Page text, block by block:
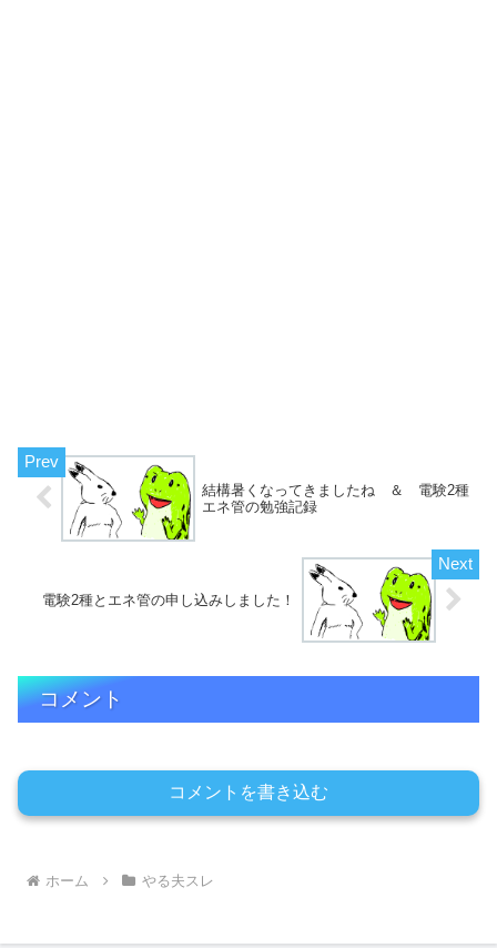
結構暑くなってきましたね ＆ 電験2種
エネ管の勉強記録
電験2種とエネ管の申し込みしました！
コメント
コメントを書き込む
ホーム やる夫スレ